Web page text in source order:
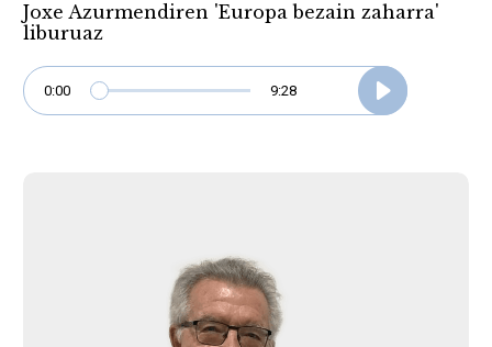
Joxe Azurmendiren 'Europa bezain zaharra'
liburuaz
0:00 9:28